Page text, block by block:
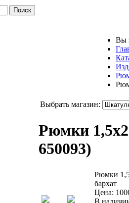
Вы
Выбрать магазин:
Рюмки
650093)
Рюмки
бархат
Цена:
В